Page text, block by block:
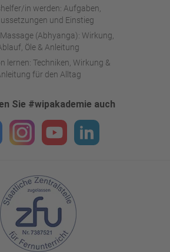
in werden: Aufgaben,
und Einstieg
(Abhyanga): Wirkung,
Öle & Anleitung
lernen: Techniken, Wirkung &
für den Alltag
Sie #wipakademie auch